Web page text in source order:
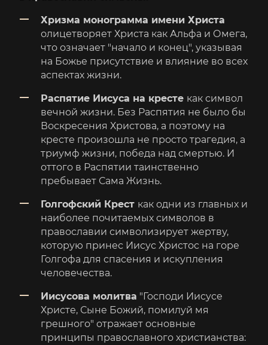
Хризма монограмма имени Христа
олицетворяет Христа как Альфа и Омега,
что означает "начало и конец", указывая
на Божье присутствие и влияние во всех
аспектах жизни.
Распятие Иисуса на кресте как символ
вечной жизни. Без Распятия не было бы
Воскресения Христова, а поэтому на
кресте произошла не просто трагедия, а
триумф жизни, победа над смертью. И
оттого в Распятии таинственно
пребывает Сама Жизнь.
Голгофский Крест как одни из главных и
наиболее почитаемых символов в
православии символизирует жертву,
которую принес Иисус Христос на горе
Голгофа для спасения и искупления
человечества.
Иисусова молитва "Господи Иисусе
Христе, Сыне Божий, помилуй мя
грешного" отражает основные
принципы православного христианства: